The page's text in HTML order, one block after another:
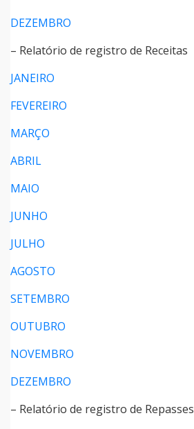
DEZEMBRO
– Relatório de registro de Receitas
JANEIRO
FEVEREIRO
MARÇO
ABRIL
MAIO
JUNHO
JULHO
AGOSTO
SETEMBRO
OUTUBRO
NOVEMBRO
DEZEMBRO
– Relatório de registro de Repasses